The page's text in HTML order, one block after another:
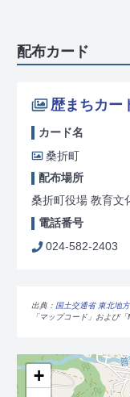
配布カード
歴まちカー
カード名
桑折町
配布場所
桑折町役場 教育文
電話番号
024-582-2403
出典： 国土交通省 東北地
「マップコード」および
+